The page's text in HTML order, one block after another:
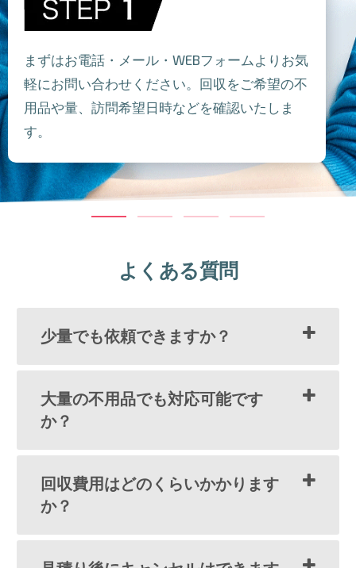
まずはお電話・メール・WEBフォームよりお気
軽にお問い合わせください。回収をご希望の不
用品や量、訪問希望日時などを確認いたしま
す。
よくある質問
少量でも依頼できますか？
大量の不用品でも対応可能です
か？
回収費用はどのくらいかかります
か？